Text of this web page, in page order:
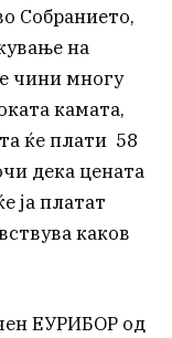
Собранието,
на
чини многу
камата,
ќе плати 58
дека цената
ја платат
каков
ЕУРИБОР од